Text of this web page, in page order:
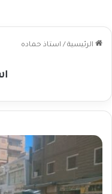
الرئيسية / استاذ حماده